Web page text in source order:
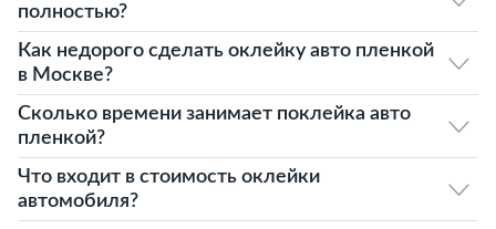
полностью?
Как недорого сделать оклейку авто пленкой
в Москве?
Сколько времени занимает поклейка авто
пленкой?
Что входит в стоимость оклейки
автомобиля?